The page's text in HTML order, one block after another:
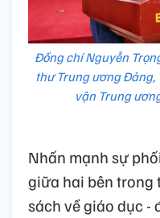
Đồng chí Nguyễn
thư Trung ương Đảng,
vận Trung
Nhấn mạnh sự
giữa hai bên trong
sách về giáo dục -